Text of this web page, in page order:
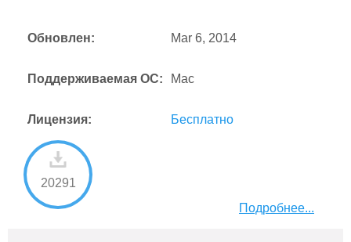
Обновлен: Mar 6, 2014
Поддерживаемая ОС: Mac
Лицензия: Бесплатно
20291
Подробнее...